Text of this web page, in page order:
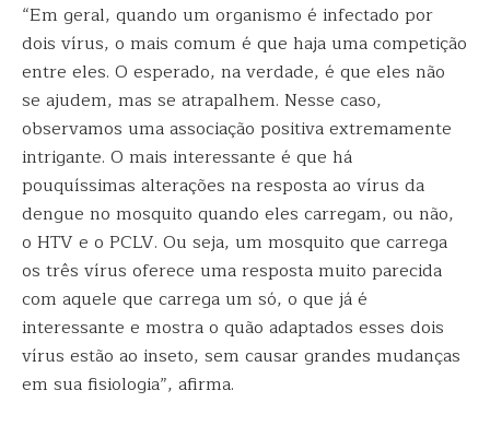
“Em geral, quando um organismo é infectado por
dois vírus, o mais comum é que haja uma competição
entre eles. O esperado, na verdade, é que eles não
se ajudem, mas se atrapalhem. Nesse caso,
observamos uma associação positiva extremamente
intrigante. O mais interessante é que há
pouquíssimas alterações na resposta ao vírus da
dengue no mosquito quando eles carregam, ou não,
o HTV e o PCLV. Ou seja, um mosquito que carrega
os três vírus oferece uma resposta muito parecida
com aquele que carrega um só, o que já é
interessante e mostra o quão adaptados esses dois
vírus estão ao inseto, sem causar grandes mudanças
em sua fisiologia”, afirma.